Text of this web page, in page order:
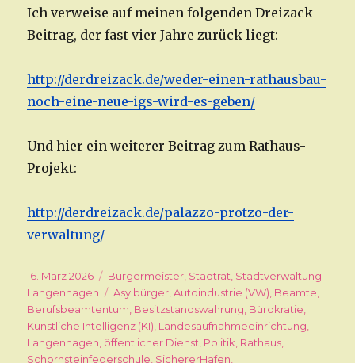
Ich verweise auf meinen folgenden Dreizack-
Beitrag, der fast vier Jahre zurück liegt:
http://derdreizack.de/weder-einen-rathausbau-
noch-eine-neue-igs-wird-es-geben/
Und hier ein weiterer Beitrag zum Rathaus-
Projekt:
http://derdreizack.de/palazzo-protzo-der-
verwaltung/
Veröffentlicht
am
16. März 2026 Kategorien
Bürgermeister, Stadtrat, Stadtverwaltung
Langenhagen
Schlagwörter
Asylbürger,Autoindustrie (VW), Beamte,
Berufsbeamtentum, Besitzstandswahrung, Bürokratie,
Künstliche Intelligenz (KI), Landesaufnahmeeinrichtung,
Langenhagen, öffentlicher Dienst, Politik, Rathaus,
Schornsteinfegerschule, SichererHafen,